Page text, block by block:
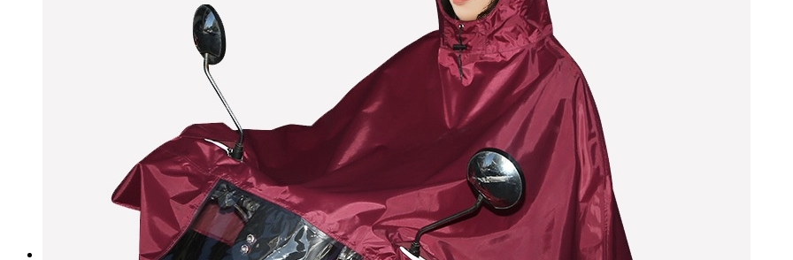
Môi trường cháy nổ
Môi trường nhiệt độ cao
Môi trường hóa chất
Môi trường tĩnh điện
Môi trường ẩm ướt
Làm việc ngoài trời
Làm việc ban đêm
May đồng phục theo yêu cầu
In - thêu logo
Báo giá sỉ & dự án B2B
Tin tức